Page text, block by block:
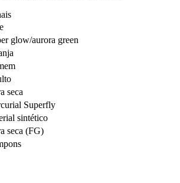
glow/aurora green
seca
Superfly
sintético
seca (FG)